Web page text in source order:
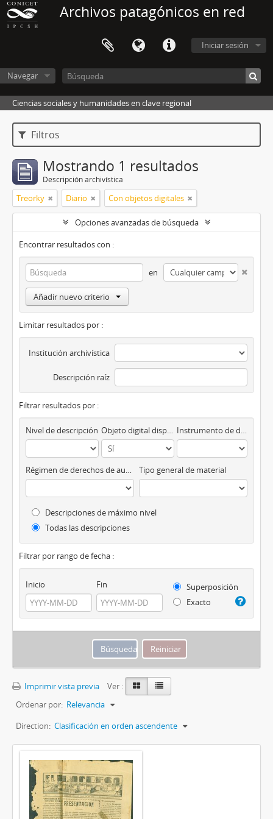
Archivos patagónicos en red
Iniciar sesión
Navegar
Ciencias sociales y humanidades en clave regional
Filtros
Mostrando 1 resultados
Descripción archivística
Treorky Diario Con objetos digitales
Opciones avanzadas de búsqueda
Encontrar resultados con :
en
Añadir nuevo criterio
Limitar resultados por :
Institución archivística
Descripción raíz
Filtrar resultados por :
Nivel de descripción Objeto digital disponibles Instrumento de descripción
Régimen de derechos de autor Tipo general de material
Descripciones de máximo nivel
Todas las descripciones
Filtrar por rango de fecha :
Inicio Fin
Superposición
Exacto
Imprimir vista previa
Ver :
Ordenar por: Relevancia
Direction: Clasificación en orden ascendente